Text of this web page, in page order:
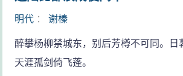
明代 ：谢榛
醉攀杨柳禁城东，别后芳樽不可同。日
天涯孤剑倚飞蓬。